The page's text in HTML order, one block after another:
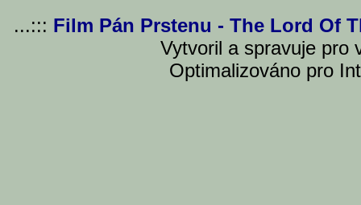
...::: Film Pán Prstenu - The Lord Of
Vytvoril a spravuje pro
Optimalizováno pro